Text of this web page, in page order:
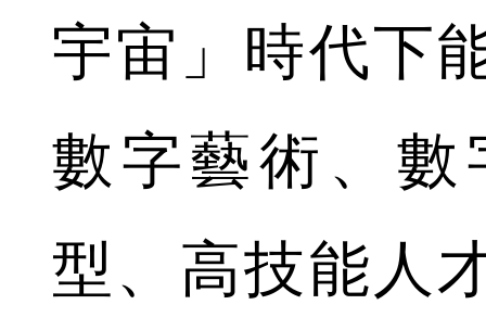
宇宙」時代下
數字藝術、數
型、高技能人